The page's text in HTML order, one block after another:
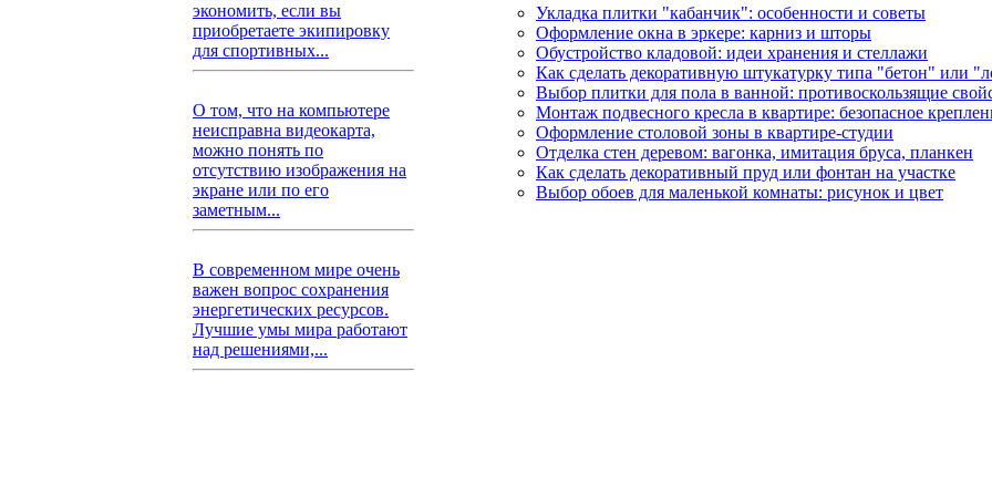
экономить, если вы
приобретаете экипировку
для спортивных...
О том, что на компьютере
неисправна видеокарта,
можно понять по
отсутствию изображения на
экране или по его
заметным...
В современном мире очень
важен вопрос сохранения
энергетических ресурсов.
Лучшие умы мира работают
над решениями,...
Укладка плитки "кабанчик": особенности и советы
Оформление окна в эркере: карниз и шторы
Обустройство кладовой: идеи хранения и стеллажи
Как сделать декоративную штукатурку типа "бетон" или
Выбор плитки для пола в ванной: противоскользящие
Монтаж подвесного кресла в квартире: безопасное
Оформление столовой зоны в квартире-студии
Отделка стен деревом: вагонка, имитация бруса, планкен
Как сделать декоративный пруд или фонтан на участке
Выбор обоев для маленькой комнаты: рисунок и цвет